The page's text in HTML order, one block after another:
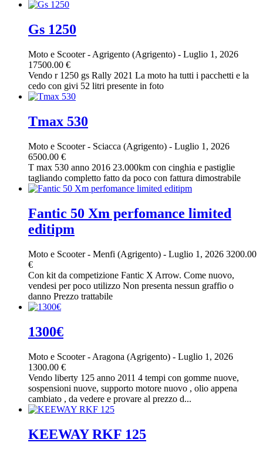
Gs 1250
Moto e Scooter- Agrigento (Agrigento) - Luglio 1, 2026
17500.00 €
Vendo r 1250 gs Rally 2021 La moto ha tutti i pacchetti e la
cedo con givi 52 litri presente in foto
Tmax 530
Moto e Scooter- Sciacca (Agrigento) - Luglio 1, 2026
6500.00 €
T max 530 anno 2016 23.000km con cinghia e pastiglie
tagliando completto fatto da poco con fattura dimostrabile
Fantic 50 Xm perfomance limited
editipm
Moto e Scooter- Menfi (Agrigento) - Luglio 1, 2026 3200.00
€
Con kit da competizione Fantic X Arrow. Come nuovo,
vendesi per poco utilizzo Non presenta nessun graffio o
danno Prezzo trattabile
1300€
Moto e Scooter- Aragona (Agrigento) - Luglio 1, 2026
1300.00 €
Vendo liberty 125 anno 2011 4 tempi con gomme nuove,
sospensioni nuove, supporto motore nuovo , olio appena
cambiato , da vedere e provare al prezzo d...
KEEWAY RKF 125